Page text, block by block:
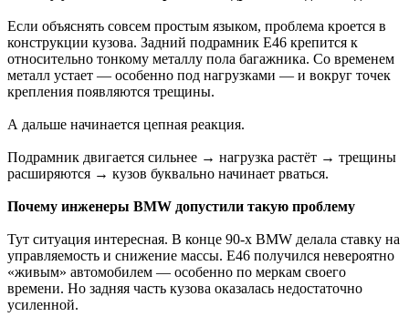
Если объяснять совсем простым языком, проблема кроется в
конструкции кузова. Задний подрамник E46 крепится к
относительно тонкому металлу пола багажника. Со временем
металл устает — особенно под нагрузками — и вокруг точек
крепления появляются трещины.
А дальше начинается цепная реакция.
Подрамник двигается сильнее → нагрузка растёт → трещины
расширяются → кузов буквально начинает рваться.
Почему инженеры BMW допустили такую проблему
Тут ситуация интересная. В конце 90-х BMW делала ставку на
управляемость и снижение массы. E46 получился невероятно
«живым» автомобилем — особенно по меркам своего
времени. Но задняя часть кузова оказалась недостаточно
усиленной.